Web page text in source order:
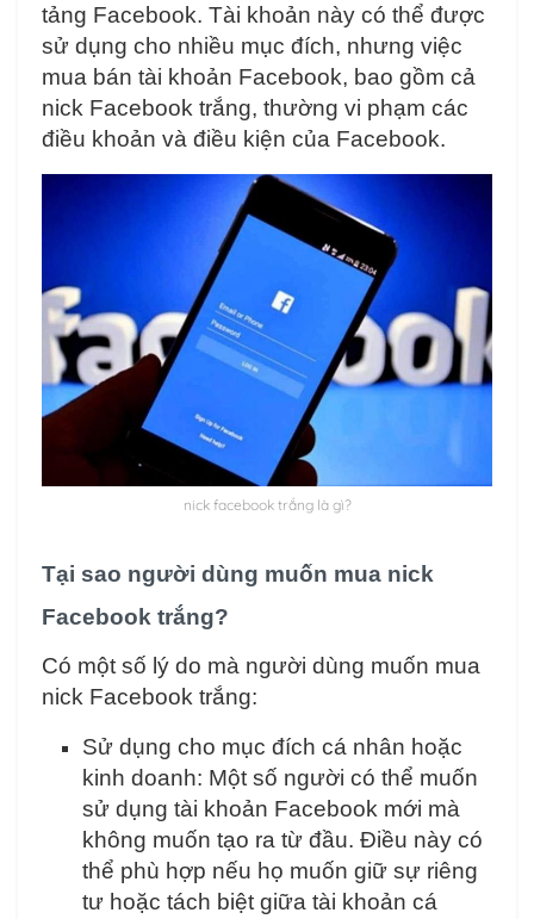
tảng Facebook. Tài khoản này có thể được
sử dụng cho nhiều mục đích, nhưng việc
mua bán tài khoản Facebook, bao gồm cả
nick Facebook trắng, thường vi phạm các
điều khoản và điều kiện của Facebook.
nick facebook trắng là gì?
Tại sao người dùng muốn mua nick
Facebook trắng?
Có một số lý do mà người dùng muốn mua
nick Facebook trắng:
Sử dụng cho mục đích cá nhân hoặc
kinh doanh: Một số người có thể muốn
sử dụng tài khoản Facebook mới mà
không muốn tạo ra từ đầu. Điều này có
thể phù hợp nếu họ muốn giữ sự riêng
tư hoặc tách biệt giữa tài khoản cá